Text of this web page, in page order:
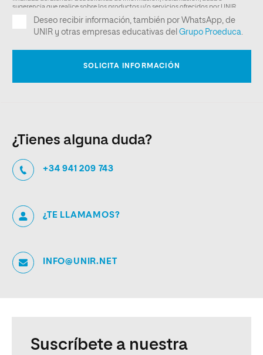
¿Tienes alguna duda?
+34 941 209 743
¿TE LLAMAMOS?
INFO@UNIR.NET
Suscríbete a nuestra